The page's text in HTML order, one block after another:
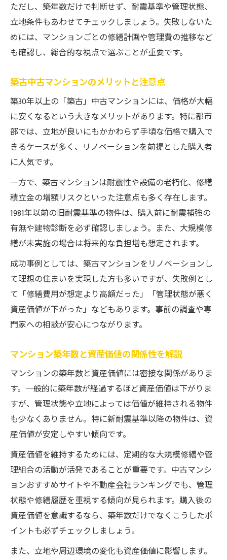
ただし、築年数だけで判断せず、耐震基準や管理状態、
立地条件もあわせてチェックしましょう。失敗しないた
めには、マンションごとの修繕計画や管理費の推移など
も確認し、総合的な視点で選ぶことが重要です。
築古中古マンションのメリットと注意点
築30年以上の「築古」中古マンションには、価格が大幅
に安くなるという大きなメリットがあります。特に都市
部では、立地が良いにもかかわらず手頃な価格で購入で
きるケースが多く、リノベーションを前提とした購入者
に人気です。
一方で、築古マンションは耐震性や設備の老朽化、修繕
積立金の増額リスクといった注意点も多く存在します。
1981年以前の旧耐震基準の物件は、購入前に耐震補強の
有無や建物診断を必ず確認しましょう。また、大規模修
繕が未実施の場合は将来的な負担増も想定されます。
成功事例としては、築古マンションをリノベーションし
て理想の住まいを実現した方も多いですが、失敗例とし
て「修繕費用が想定より高額だった」「管理状態が悪く
資産価値が下がった」などもあります。事前の調査や専
門家への相談が安心につながります。
マンション築年数と資産価値の関係性を解説
マンションの築年数と資産価値には密接な関係がありま
す。一般的に築年数が経過するほど資産価値は下がりま
すが、管理状態や立地によっては価値が維持される物件
も少なくありません。特に新耐震基準以降の物件は、資
産価値が安定しやすい傾向です。
資産価値を維持するためには、定期的な大規模修繕や管
理組合の活動が活発であることが重要です。中古マンシ
ョンおすすめサイトや不動産会社ランキングでも、管理
状態や修繕履歴を重視する傾向が見られます。購入後の
資産価値を意識するなら、築年数だけでなくこうしたポ
イントも必ずチェックしましょう。
また、立地や周辺環境の変化も資産価値に影響します。